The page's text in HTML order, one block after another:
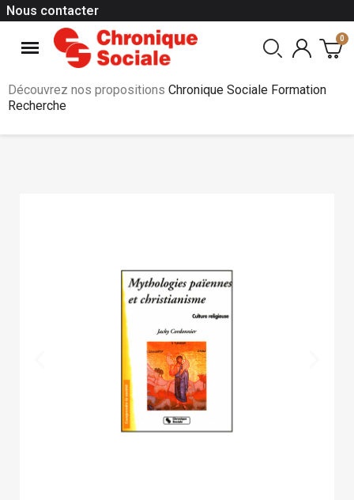
Nous contacter
Découvrez nos propositions Chronique Sociale Formation
Recherche